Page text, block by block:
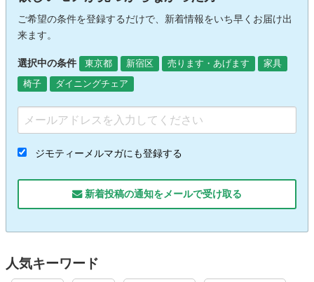
ご希望の条件を登録するだけで、新着情報をいち早くお届け出
来ます。
選択中の条件 東京都 新宿区 売ります・あげます
家具
椅子
ダイニングチェア
ジモティーメルマガにも登録する
新着投稿の通知をメールで受け取る
人気キーワード